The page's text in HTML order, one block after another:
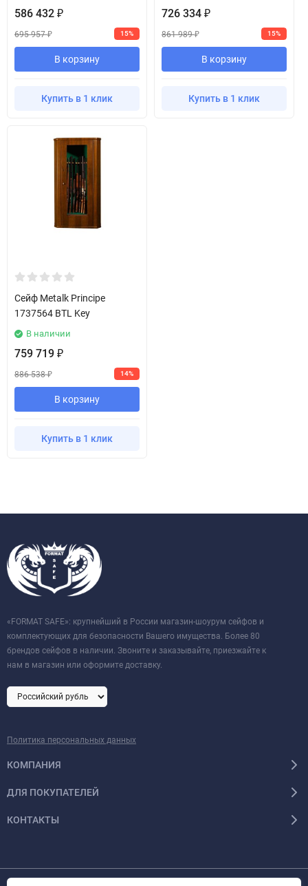
586 432 ₽
695 957₽ 15%
В корзину
Купить в 1 клик
726 334 ₽
861 989₽ 15%
В корзину
Купить в 1 клик
Сейф Metalk Principe
1737564 BTL Key
В наличии
759 719 ₽
886 538₽ 14%
В корзину
Купить в 1 клик
«FORMAT SAFE»: крупнейший в России магазин-шоурум сейфов и
комплектующих для безопасности Вашего имущества. Более 80
брендов сейфов в наличии. Звоните и заказывайте, приезжайте к
нам в магазин или оформите доставку.
Политика персональных данных
КОМПАНИЯ
ДЛЯ ПОКУПАТЕЛЕЙ
КОНТАКТЫ